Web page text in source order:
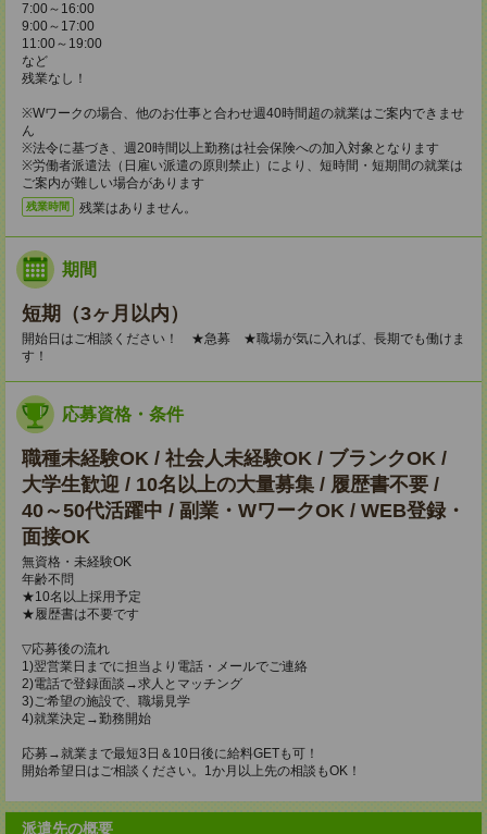
7:00～16:00
9:00～17:00
11:00～19:00
など
残業なし！
※Wワークの場合、他のお仕事と合わせ週40時間超の就業はご案内できませ
ん
※法令に基づき、週20時間以上勤務は社会保険への加入対象となります
※労働者派遣法（日雇い派遣の原則禁止）により、短時間・短期間の就業は
ご案内が難しい場合があります
残業時間 残業はありません。
期間
短期（3ヶ月以内）
開始日はご相談ください！ ★急募 ★職場が気に入れば、長期でも働けま
す！
応募資格・条件
職種未経験OK / 社会人未経験OK / ブランクOK /
大学生歓迎 / 10名以上の大量募集 / 履歴書不要 /
40～50代活躍中 / 副業・WワークOK / WEB登録・
面接OK
無資格・未経験OK
年齢不問
★10名以上採用予定
★履歴書は不要です
▽応募後の流れ
1)翌営業日までに担当より電話・メールでご連絡
2)電話で登録面談→求人とマッチング
3)ご希望の施設で、職場見学
4)就業決定→勤務開始
応募→就業まで最短3日＆10日後に給料GETも可！
開始希望日はご相談ください。1か月以上先の相談もOK！
派遣先の概要